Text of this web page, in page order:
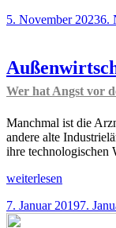
Veröffentlicht
5. November 20236.
Wer hat Angst vor
Manchmal ist die
andere alte
ihre technologischen
hat
Angst
weiterlesen
Veröffentlicht
am
7. Januar 20197.